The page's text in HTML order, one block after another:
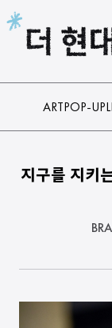
본문 바로가기
ARTPOP-UP
지구를 지키